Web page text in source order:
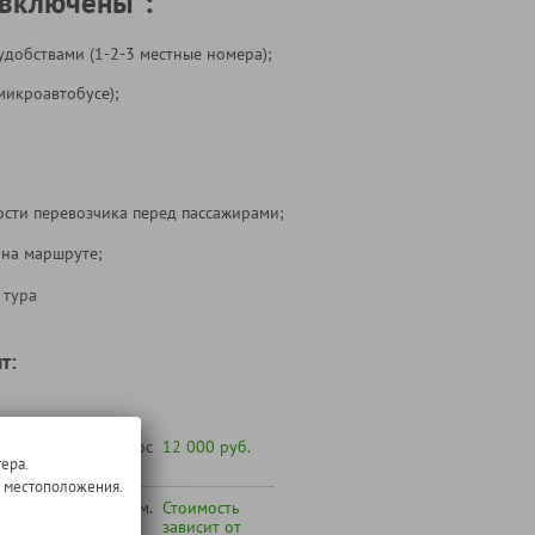
(1-2-3 местные номера);
перевозчика перед пассажирами;
маршруте;
под запрос 12 000 руб.
Вашего города (см. Стоимость
зависит от
местоположения.